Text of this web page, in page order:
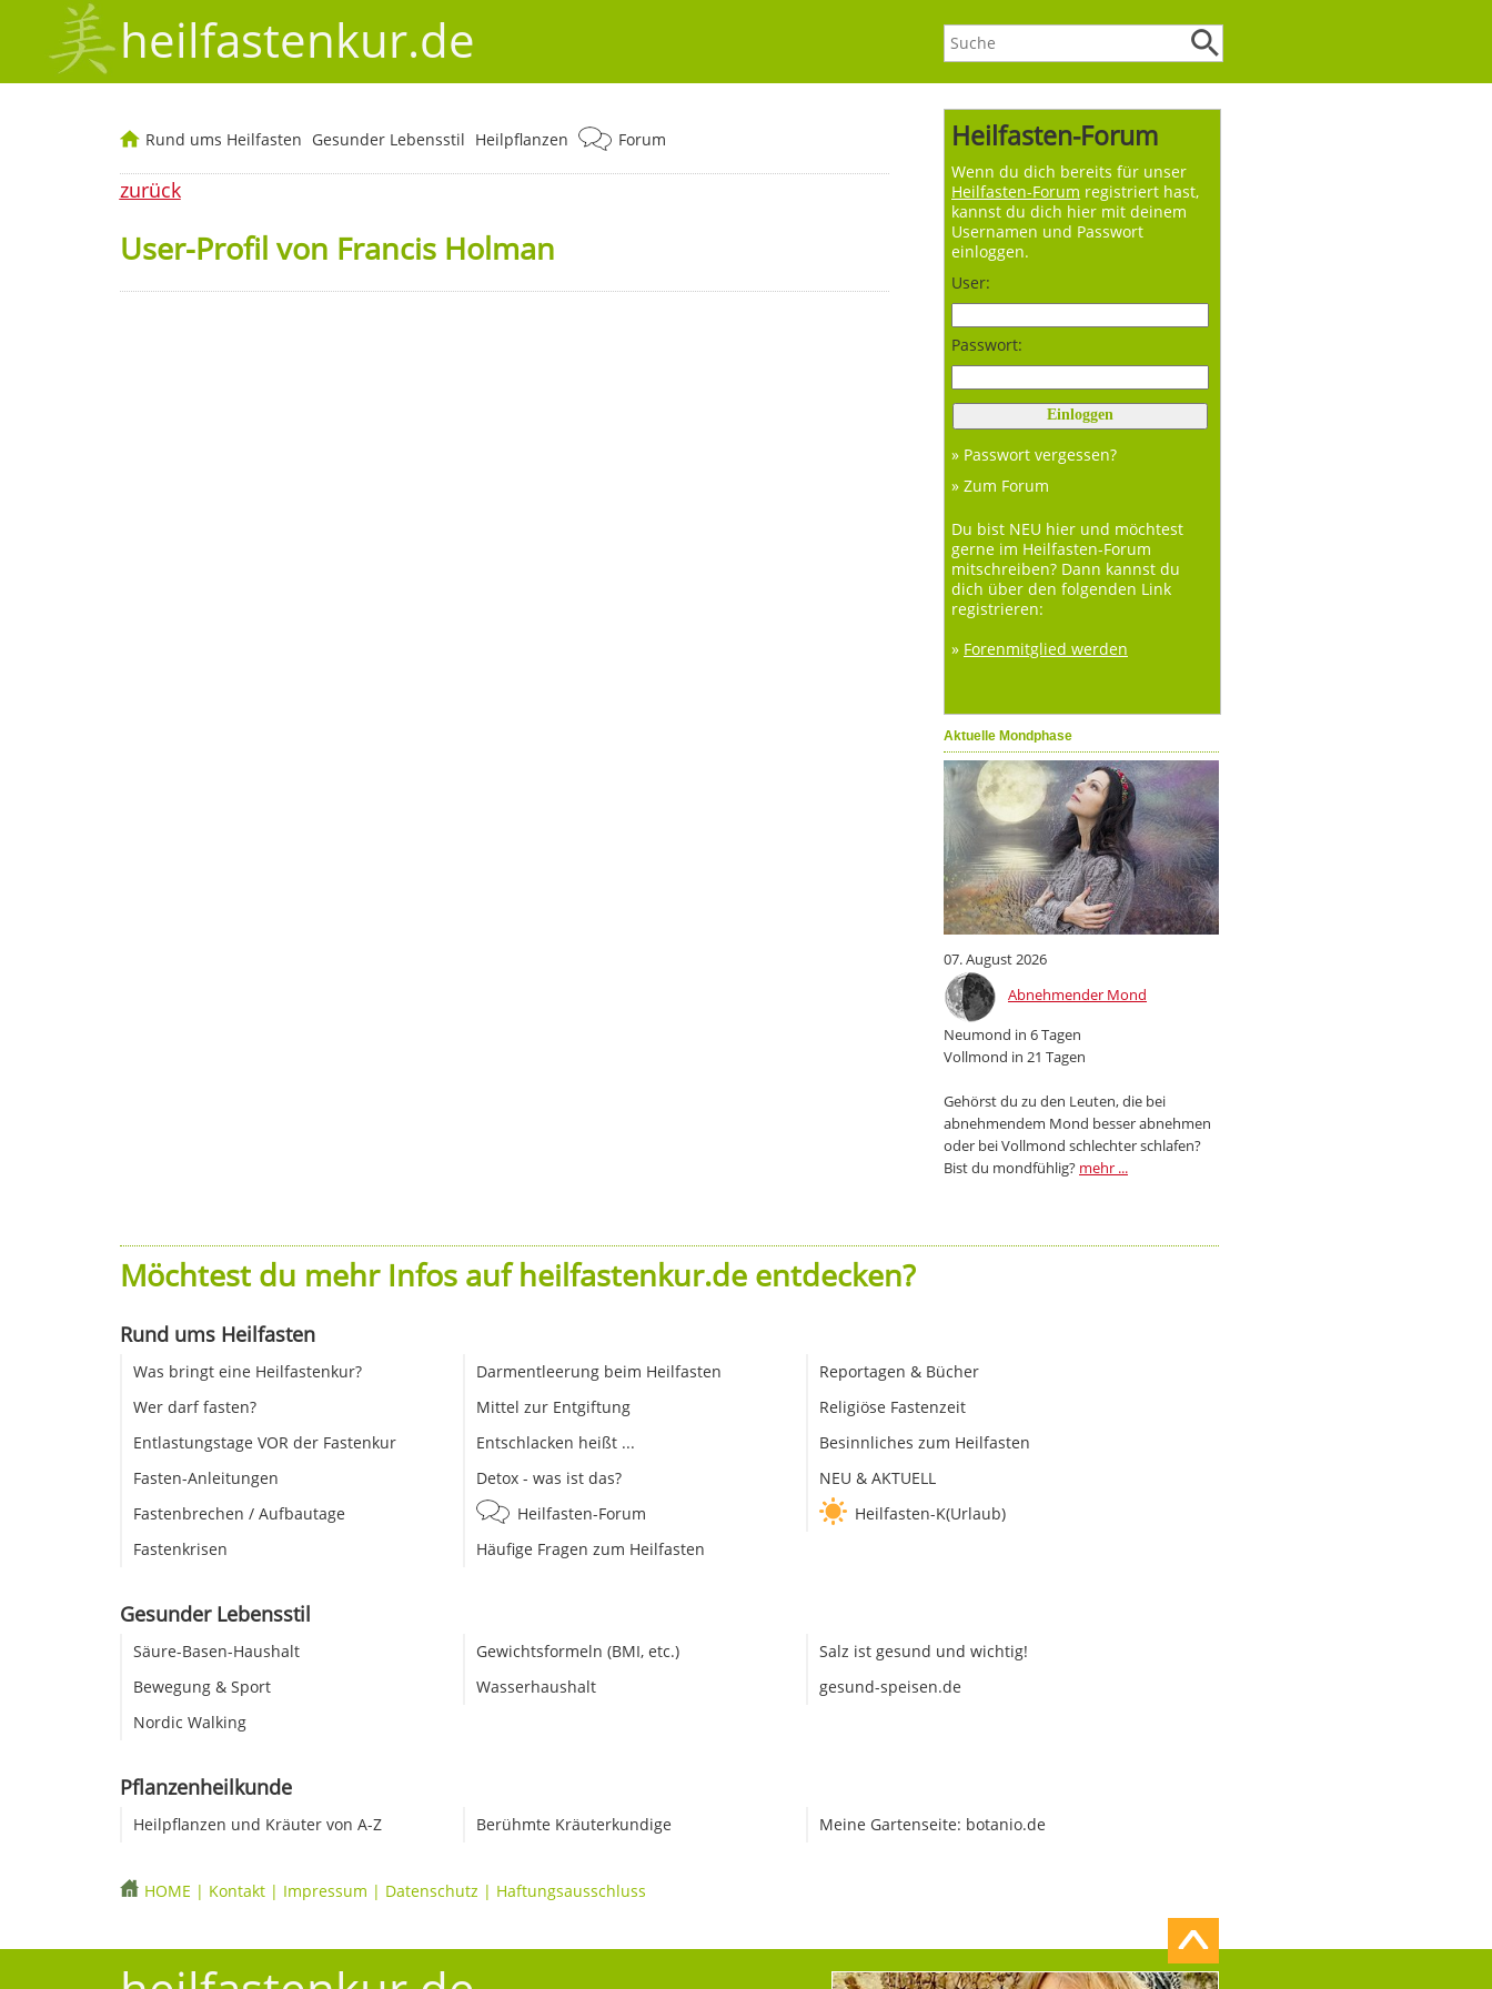
heilfastenkur.de
Heilfasten-Forum
Wenn du dich bereits für unser
Heilfasten-Forum registriert hast,
kannst du dich hier mit deinem
Usernamen und Passwort
einloggen.
User:
Passwort:
» Passwort vergessen?
» Zum Forum
Du bist NEU hier und möchtest
gerne im Heilfasten-Forum
mitschreiben? Dann kannst du
dich über den folgenden Link
registrieren:
» Forenmitglied werden
Aktuelle Mondphase
07. August 2026
Abnehmender Mond
Neumond in 6 Tagen
Vollmond in 21 Tagen
Gehörst du zu den Leuten, die bei
abnehmendem Mond besser abnehmen
oder bei Vollmond schlechter schlafen?
Bist du mondfühlig? mehr ...
Rund ums Heilfasten Gesunder Lebensstil Heilpflanzen Forum
zurück
User-Profil von Francis Holman
Möchtest du mehr Infos auf heilfastenkur.de entdecken?
Rund ums Heilfasten
Was bringt eine Heilfastenkur?
Wer darf fasten?
Entlastungstage VOR der Fastenkur
Fasten-Anleitungen
Fastenbrechen / Aufbautage
Fastenkrisen
Darmentleerung beim Heilfasten
Mittel zur Entgiftung
Entschlacken heißt ...
Detox - was ist das?
Heilfasten-Forum
Häufige Fragen zum Heilfasten
Reportagen & Bücher
Religiöse Fastenzeit
Besinnliches zum Heilfasten
NEU & AKTUELL
Heilfasten-K(Urlaub)
Gesunder Lebensstil
Säure-Basen-Haushalt
Bewegung & Sport
Nordic Walking
Gewichtsformeln (BMI, etc.)
Wasserhaushalt
Salz ist gesund und wichtig!
gesund-speisen.de
Pflanzenheilkunde
Heilpflanzen und Kräuter von A-Z Berühmte Kräuterkundige Meine Gartenseite: botanio.de
HOME | Kontakt| Impressum | Datenschutz | Haftungsausschluss